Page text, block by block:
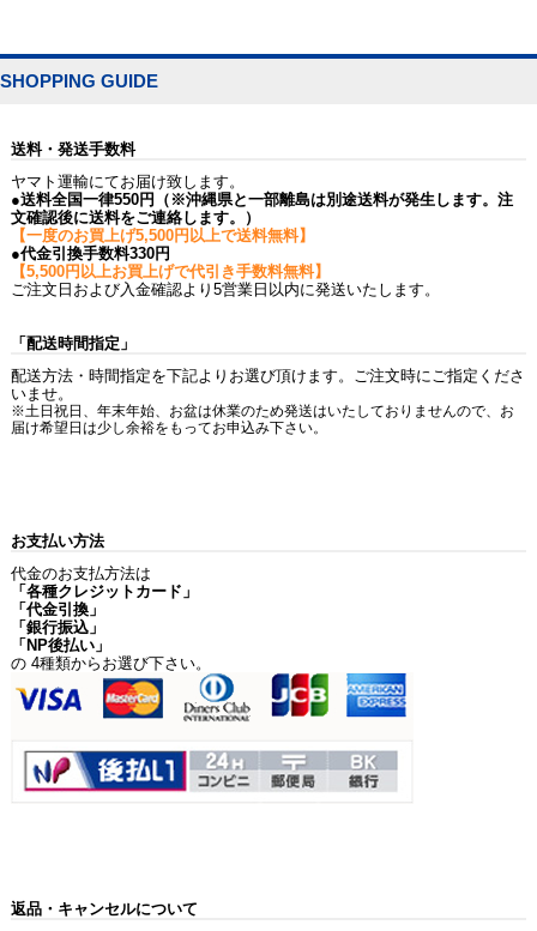
SHOPPING GUIDE
送料・発送手数料
ヤマト運輸にてお届け致します。
●送料全国一律550円（※沖縄県と一部離島は別途送料が発生します。注
文確認後に送料をご連絡します。）
【一度のお買上げ5,500円以上で送料無料】
●代金引換手数料330円
【5,500円以上お買上げで代引き手数料無料】
ご注文日および入金確認より5営業日以内に発送いたします。
「配送時間指定」
配送方法・時間指定を下記よりお選び頂けます。ご注文時にご指定くださ
いませ。
※土日祝日、年末年始、お盆は休業のため発送はいたしておりませんので、お
届け希望日は少し余裕をもってお申込み下さい。
お支払い方法
代金のお支払方法は
「各種クレジットカード」
「代金引換」
「銀行振込」
「NP後払い」
の 4種類からお選び下さい。
返品・キャンセルについて